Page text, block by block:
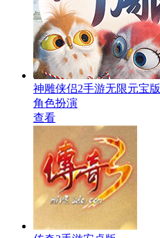
神雕侠侣2手游无限元宝版
角色扮演
查看